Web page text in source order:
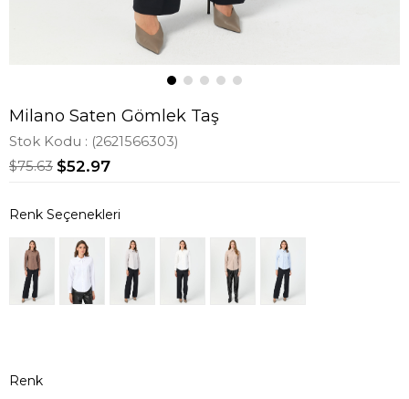
Milano Saten Gömlek Taş
Stok Kodu (2621566303)
$75.63 $52.97
Renk